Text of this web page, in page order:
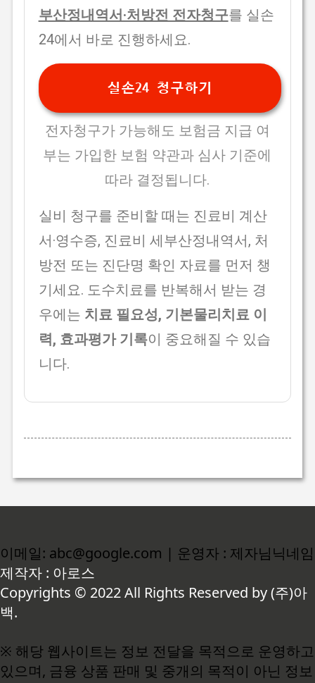
부산정내역서·처방전 전자청구를 실손
24에서 바로 진행하세요.
실손24 청구하기
전자청구가 가능해도 보험금 지급 여
부는 가입한 보험 약관과 심사 기준에
따라 결정됩니다.
실비 청구를 준비할 때는 진료비 계산
서·영수증, 진료비 세부산정내역서, 처
방전 또는 진단명 확인 자료를 먼저 챙
기세요. 도수치료를 반복해서 받는 경
우에는 치료 필요성, 기본물리치료 이
력, 효과평가 기록이 중요해질 수 있습
니다.
이메일: abc@google.com | 운영자 : 제자님닉네임
제작자 : 아로스
Copyrights © 2022 All Rights Reserved by (주)아
백.
※ 해당 웹사이트는 정보 전달을 목적으로 운영하고
있으며, 금융 상품 판매 및 중개의 목적이 아닌 정보